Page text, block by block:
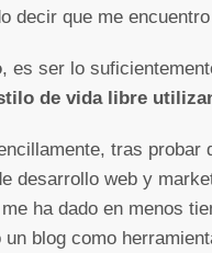
decir que me
, es ser lo
de vida libre
tras
desarrollo web y
ha dado en menos
un blog como